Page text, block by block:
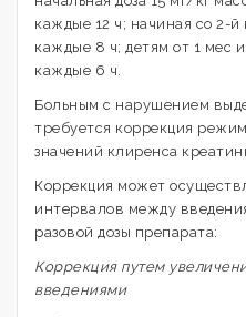
каждые 12 ч; начиная со 2-
каждые 8 ч; детям от 1 мес
каждые 6 ч.
Больным с нарушением
требуется коррекция
значений клиренса
Коррекция может
интервалов между
разовой дозы препарата:
Коррекция путем
введениями